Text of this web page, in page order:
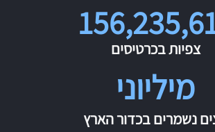
צפיות בכרטיסים
מיליוני
נשמרים בכדור הארץ